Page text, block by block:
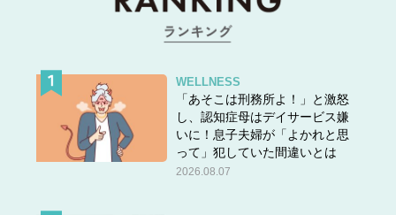
WELLNESS
「あそこは刑務所よ！」と激怒
し、認知症母はデイサービス嫌
いに！息子夫婦が「よかれと思
って」犯していた間違いとは
2026.08.07